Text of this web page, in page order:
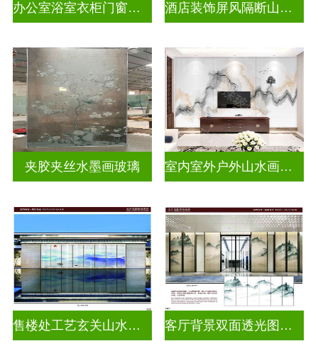
办公室浴室衣柜门窗户山水画玻璃 酒店装饰屏风隔断山水画玻璃
夹胶夹丝水墨画玻璃 室内室外户外山水画玻璃
售楼处工艺玄关山水画玻璃 客厅背景双面透光图案水墨画玻璃